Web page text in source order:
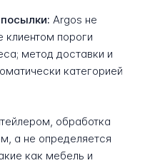
Argos не
клиентом пороги
метод доставки и
категорией
обработка
а не определяется
как мебель и